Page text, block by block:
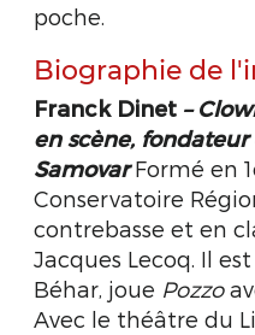
poche.
Biographie de
Franck Dinet –
en scène,
SamovarFormé en
Conservatoire
contrebasse et en
Jacques Lecoq. Il
Béhar, joue Pozzo
Avec le théâtre du